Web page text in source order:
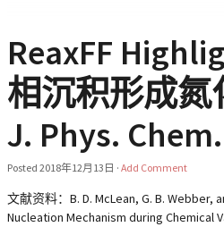
ReaxFF
相沉积形成氮
J. Phys. Chem.
Posted 2018年12月13日 · Add Comment
文献资料：B. D. McLean, G. B. Webber,
Nucleation Mechanism during Chemical